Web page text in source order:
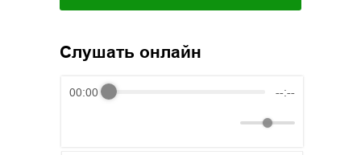
Слушать онлайн
00:00 --:--